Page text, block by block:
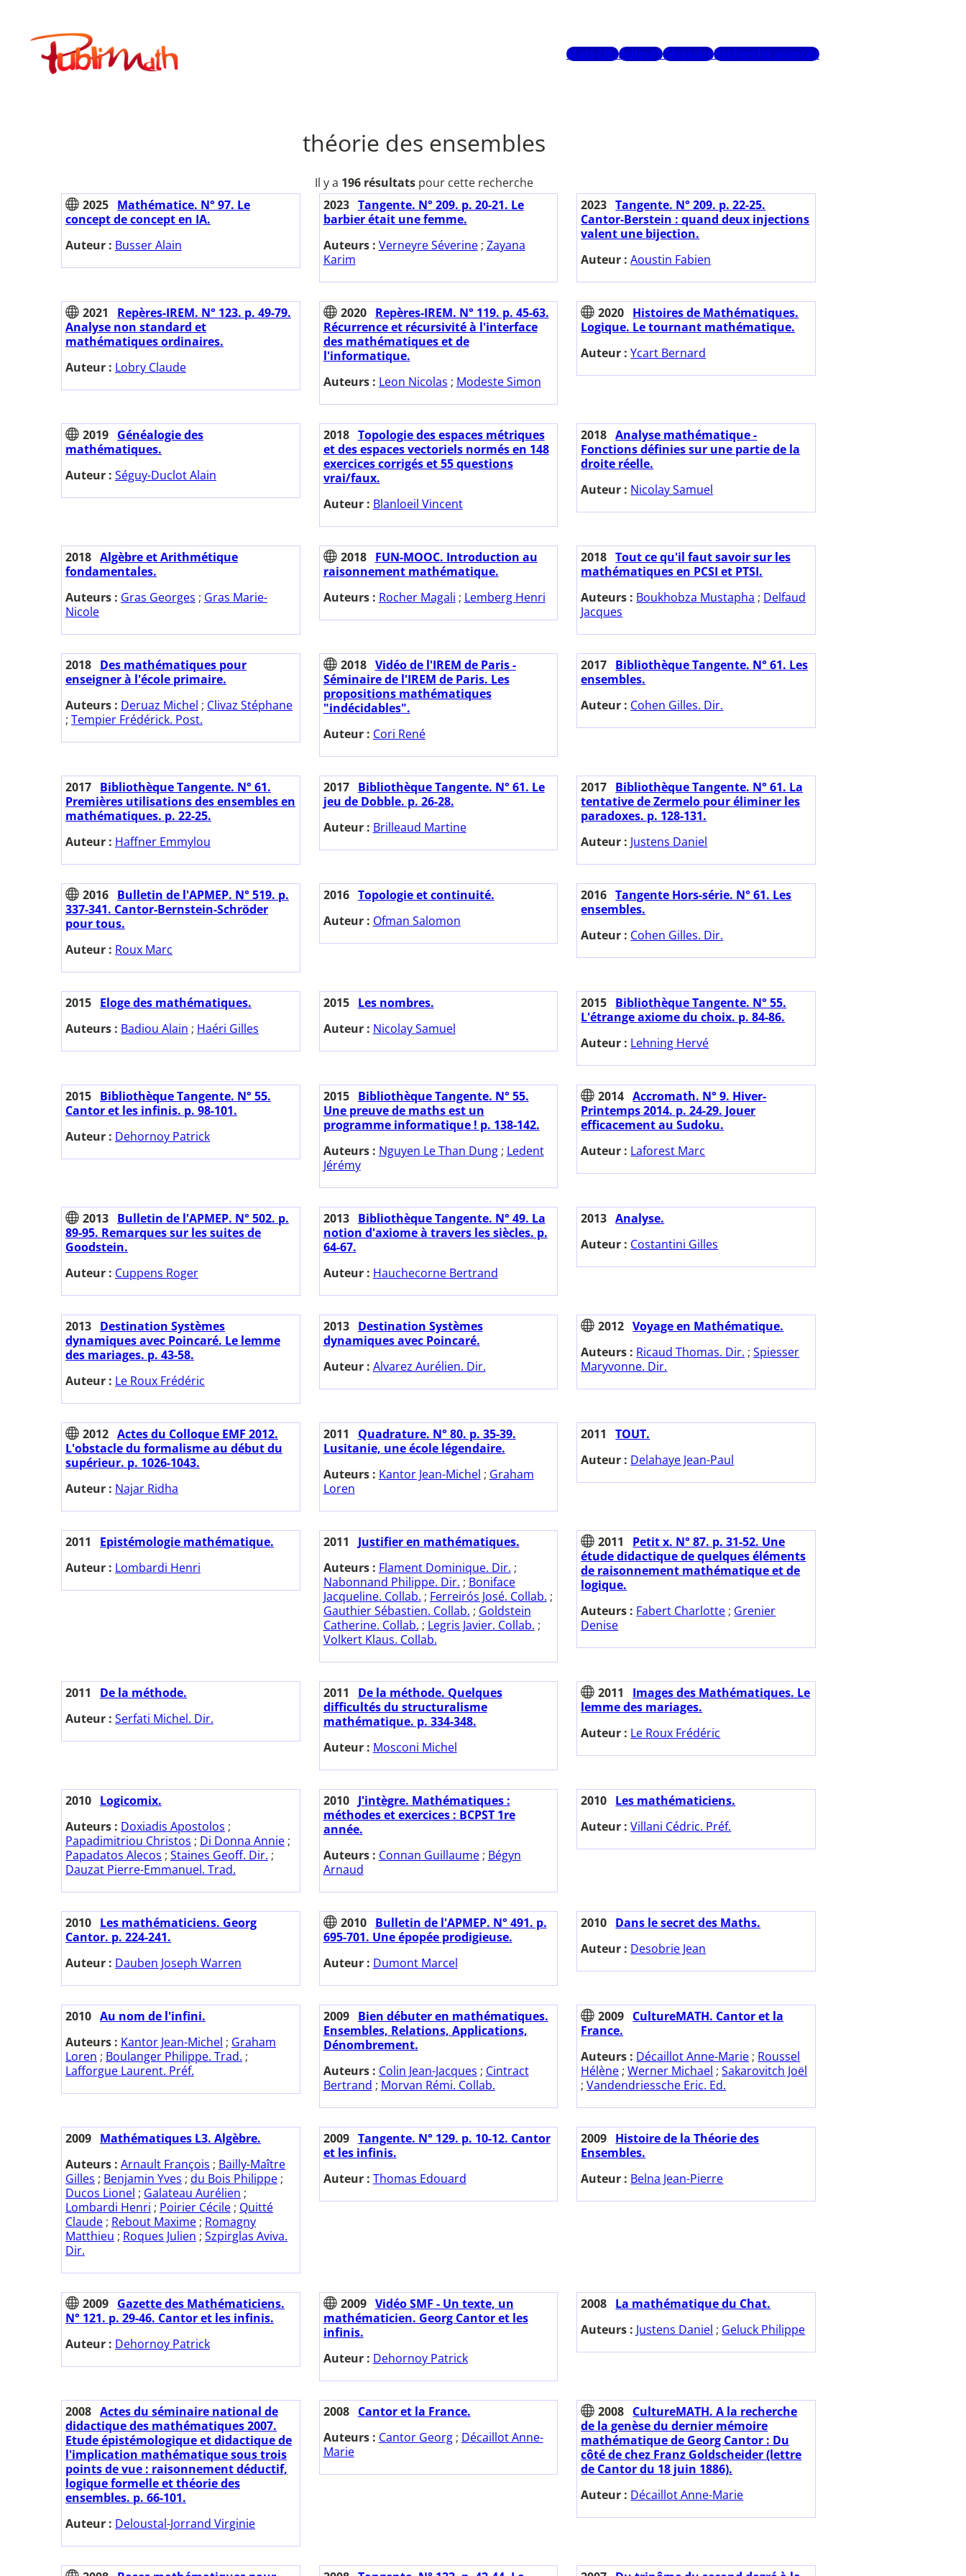
contenuPublimath
Mots-clésAuteursGlossaireRecherche avancée
théorie des ensembles
Il y a 196 résultats pour cette recherche
2025 Mathématice. N° 97. Le
concept de concept en IA.
Auteur : Busser Alain
2023 Tangente. N° 209. p. 20-21. Le
barbier était une femme.
Auteurs : Verneyre Séverine; Zayana
Karim
2023 Tangente. N° 209. p. 22-25.
Cantor-Berstein : quand deux injections
valent une bijection.
Auteur :Aoustin Fabien
2021
Repères-IREM. N° 123. p. 49-79.
Analyse non standard et
mathématiques ordinaires.
Auteur : Lobry Claude
2020
Repères-IREM. N° 119. p. 45-63.
Récurrence et récursivité à l'interface
des mathématiques et de
l'informatique.
Auteurs : Leon Nicolas ; Modeste Simon
2020 Histoires de Mathématiques.
Logique. Le tournant mathématique.
Auteur :Ycart Bernard
2019 Généalogie des
mathématiques.
Auteur : Séguy-Duclot Alain
2018 Topologie des espaces métriques
et des espaces vectoriels normés en 148
exercices corrigés et 55 questions
vrai/faux.
Auteur : Blanloeil Vincent
2018 Analyse mathématique -
Fonctions définies sur une partie de la
droite réelle.
Auteur : Nicolay Samuel
2018 Algèbre et Arithmétique
fondamentales.
Auteurs : Gras Georges ; Gras Marie-
Nicole
2018
FUN-MOOC. Introduction au
raisonnement mathématique.
Auteurs : Rocher Magali ; Lemberg Henri
2018 Tout ce qu'il faut savoir sur les
mathématiques en PCSI et PTSI.
Auteurs : Boukhobza Mustapha ; Delfaud
Jacques
2018 Des mathématiques pour
enseigner à l'école primaire.
Auteurs : Deruaz Michel ; Clivaz Stéphane
; Tempier Frédérick. Post.
2018 Vidéo de l'IREM de Paris -
Séminaire de l'IREM de Paris. Les
propositions mathématiques
"indécidables".
Auteur : Cori René
2017 Bibliothèque Tangente. N° 61. Les
ensembles.
Auteur : Cohen Gilles. Dir.
2017 Bibliothèque Tangente. N° 61.
Premières utilisations des ensembles en
mathématiques. p. 22-25.
Auteur : Haffner Emmylou
2017
Bibliothèque Tangente. N° 61. Le
jeu de Dobble. p. 26-28.
Auteur : Brilleaud Martine
2017 Bibliothèque Tangente. N° 61. La
tentative de Zermelo pour éliminer les
paradoxes. p. 128-131.
Auteur : Justens Daniel
2016 Bulletin de l'APMEP. N° 519. p.
337-341. Cantor-Bernstein-Schröder
pour tous.
Auteur : Roux Marc
2016 Topologie et continuité.
Auteur : Ofman Salomon
2016 Tangente Hors-série. N° 61. Les
ensembles.
Auteur : Cohen Gilles. Dir.
2015 Eloge des mathématiques.
Auteurs : Badiou Alain ; Haéri Gilles
2015
Les nombres.
Auteur : Nicolay Samuel
2015 Bibliothèque Tangente. N° 55.
L'étrange axiome du choix. p. 84-86.
Auteur : Lehning Hervé
2015 Bibliothèque Tangente. N° 55.
Cantor et les infinis. p. 98-101.
Auteur : Dehornoy Patrick
2015
Bibliothèque Tangente. N° 55.
Une preuve de maths est un
programme informatique ! p. 138-142.
Auteurs : Nguyen Le Than Dung; Ledent
Jérémy
2014 Accromath. N° 9. Hiver-
Printemps 2014. p. 24-29. Jouer
efficacement au Sudoku.
Auteur : Laforest Marc
2013 Bulletin de l'APMEP. N° 502. p.
89-95. Remarques sur les suites de
Goodstein.
Auteur : Cuppens Roger
2013
Bibliothèque Tangente. N° 49. La
notion d'axiome à travers les siècles. p.
64-67.
Auteur : Hauchecorne Bertrand
2013 Analyse.
Auteur : Costantini Gilles
2013 Destination Systèmes
dynamiques avec Poincaré. Le lemme
des mariages. p. 43-58.
Auteur : Le Roux Frédéric
2013
Destination Systèmes
dynamiques avec Poincaré.
Auteur : Alvarez Aurélien. Dir.
2012 Voyage en Mathématique.
Auteurs : Ricaud Thomas. Dir. ;Spiesser
Maryvonne. Dir.
2012 Actes du Colloque EMF 2012.
L'obstacle du formalisme au début du
supérieur. p. 1026-1043.
Auteur : Najar Ridha
2011
Quadrature. N° 80. p. 35-39.
Lusitanie, une école légendaire.
Auteurs : Kantor Jean-Michel ; Graham
Loren
2011
TOUT.
Auteur : Delahaye Jean-Paul
2011
Epistémologie mathématique.
Auteur : Lombardi Henri
2011
Justifier en mathématiques.
Auteurs : Flament Dominique. Dir. ;
Nabonnand Philippe. Dir. ; Boniface
Jacqueline. Collab. ; Ferreirós José. Collab. ;
Gauthier Sébastien. Collab. ; Goldstein
Catherine. Collab. ; Legris Javier. Collab. ;
Volkert Klaus. Collab.
2011
Petit x. N° 87. p. 31-52. Une
étude didactique de quelques éléments
de raisonnement mathématique et de
logique.
Auteurs : Fabert Charlotte ; Grenier
Denise
2011
De la méthode.
Auteur : Serfati Michel. Dir.
2011
De la méthode. Quelques
difficultés du structuralisme
mathématique. p. 334-348.
Auteur : Mosconi Michel
2011
Images des Mathématiques. Le
lemme des mariages.
Auteur : Le Roux Frédéric
2010 Logicomix.
Auteurs : Doxiadis Apostolos ;
Papadimitriou Christos ; Di Donna Annie ;
Papadatos Alecos ; Staines Geoff. Dir. ;
Dauzat Pierre-Emmanuel. Trad.
2010
J'intègre. Mathématiques :
méthodes et exercices : BCPST 1re
année.
Auteurs : Connan Guillaume; Bégyn
Arnaud
2010 Les mathématiciens.
Auteur :Villani Cédric. Préf.
2010 Les mathématiciens. Georg
Cantor. p. 224-241.
Auteur : Dauben Joseph Warren
2010
Bulletin de l'APMEP. N° 491. p.
695-701. Une épopée prodigieuse.
Auteur : Dumont Marcel
2010 Dans le secret des Maths.
Auteur : Desobrie Jean
2010 Au nom de l'infini.
Auteurs : Kantor Jean-Michel ; Graham
Loren ; Boulanger Philippe. Trad. ;
Lafforgue Laurent. Préf.
2009
Bien débuter en mathématiques.
Ensembles, Relations, Applications,
Dénombrement.
Auteurs : Colin Jean-Jacques ; Cintract
Bertrand ; Morvan Rémi. Collab.
2009 CultureMATH. Cantor et la
France.
Auteurs : Décaillot Anne-Marie ; Roussel
Hélène ;Werner Michael ;Sakarovitch Joël
;Vandendriessche Eric. Ed.
2009 Mathématiques L3. Algèbre.
Auteurs : Arnault François ; Bailly-Maître
Gilles ; Benjamin Yves ; du Bois Philippe ;
Ducos Lionel ; Galateau Aurélien ;
Lombardi Henri ; Poirier Cécile ; Quitté
Claude ; Rebout Maxime ; Romagny
Matthieu ; Roques Julien ; Szpirglas Aviva.
Dir.
2009 Tangente. N° 129. p. 10-12. Cantor
et les infinis.
Auteur : Thomas Edouard
2009 Histoire de la Théorie des
Ensembles.
Auteur : Belna Jean-Pierre
2009 Gazette des Mathématiciens.
N° 121. p. 29-46. Cantor et les infinis.
Auteur : Dehornoy Patrick
2009 Vidéo SMF - Un texte, un
mathématicien. Georg Cantor et les
infinis.
Auteur : Dehornoy Patrick
2008 La mathématique du Chat.
Auteurs : Justens Daniel ; Geluck Philippe
2008 Actes du séminaire national de
didactique des mathématiques 2007.
Etude épistémologique et didactique de
l'implication mathématique sous trois
points de vue : raisonnement déductif,
logique formelle et théorie des
ensembles. p. 66-101.
Auteur : Deloustal-Jorrand Virginie
2008
Cantor et la France.
Auteurs : Cantor Georg; Décaillot Anne-
Marie
2008 CultureMATH. A la recherche
de la genèse du dernier mémoire
mathématique de Georg Cantor : Du
côté de chez Franz Goldscheider (lettre
de Cantor du 18 juin 1886).
Auteur : Décaillot Anne-Marie